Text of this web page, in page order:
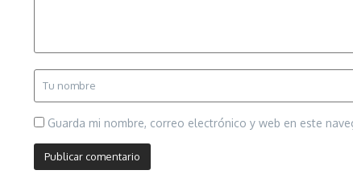
Guarda mi nombre, correo electrónico y web en este